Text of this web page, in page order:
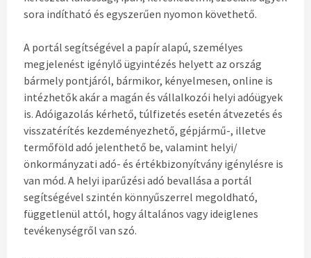
sora indítható és egyszerűen nyomon követhető.
A portál segítségével a papír alapú, személyes
megjelenést igénylő ügyintézés helyett az ország
bármely pontjáról, bármikor, kényelmesen, online is
intézhetők akár a magán és vállalkozói helyi adóügyek
is. Adóigazolás kérhető, túlfizetés esetén átvezetés és
visszatérítés kezdeményezhető, gépjármű-, illetve
termőföld adó jelenthető be, valamint helyi/
önkormányzati adó- és értékbizonyítvány igénylésre is
van mód. A helyi iparűzési adó bevallása a portál
segítségével szintén könnyűszerrel megoldható,
függetlenül attól, hogy általános vagy ideiglenes
tevékenységről van szó.